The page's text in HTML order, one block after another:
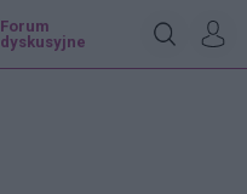
Forum
dyskusyjne